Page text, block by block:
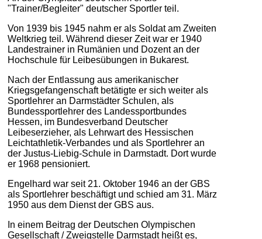
"Trainer/Begleiter" deutscher Sportler teil.
Von 1939 bis 1945 nahm er als Soldat am Zweiten
Weltkrieg teil. Während dieser Zeit war er 1940
Landestrainer in Rumänien und Dozent an der
Hochschule für Leibesübungen in Bukarest.
Nach der Entlassung aus amerikanischer
Kriegsgefangenschaft betätigte er sich weiter als
Sportlehrer an Darmstädter Schulen, als
Bundessportlehrer des Landessportbundes
Hessen, im Bundesverband Deutscher
Leibeserzieher, als Lehrwart des Hessischen
Leichtathletik-Verbandes und als Sportlehrer an
der Justus-Liebig-Schule in Darmstadt. Dort wurde
er 1968 pensioniert.
Engelhard war seit 21. Oktober 1946 an der GBS
als Sportlehrer beschäftigt und schied am 31. März
1950 aus dem Dienst der GBS aus.
In einem Beitrag der Deutschen Olympischen
Gesellschaft / Zweigstelle Darmstadt heißt es,